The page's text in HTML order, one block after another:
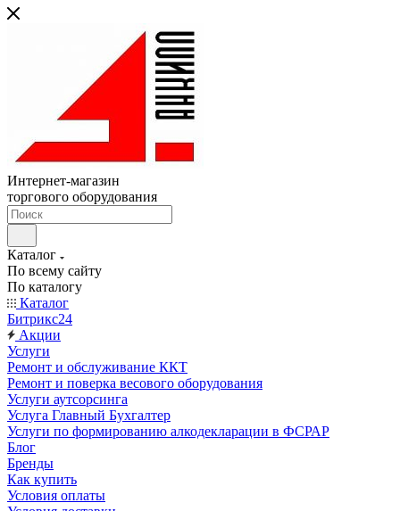
Интернет-магазин
торгового оборудования
Каталог
По всему сайту
По каталогу
Каталог
Битрикс24
Акции
Услуги
Ремонт и обслуживание ККТ
Ремонт и поверка весового оборудования
Услуги аутсорсинга
Услуга Главный Бухгалтер
Услуги по формированию алкодекларации в ФСРАР
Блог
Бренды
Как купить
Условия оплаты